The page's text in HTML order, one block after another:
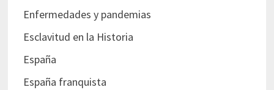
Enfermedades y pandemias
Esclavitud en la Historia
España
España franquista